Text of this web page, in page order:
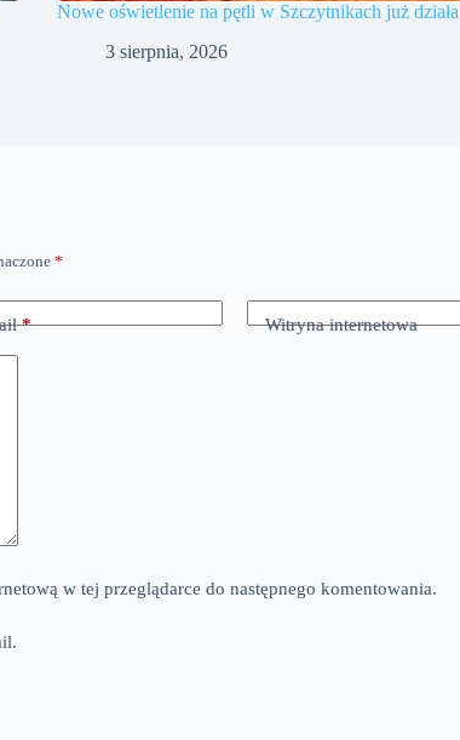
Nowe oświetlenie na pętli w Szczytnikach już działa
3 sierpnia, 2026
*
* Witryna internetowa
w tej przeglądarce do następnego komentowania.